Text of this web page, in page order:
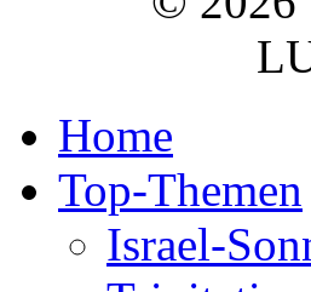
Home
Top-Themen
Israel-